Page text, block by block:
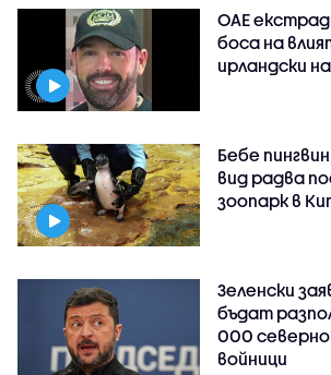
ОАЕ
боса на
ирландски
Бебе
вид радва
зоопарк в
Зеленски
бъдат
000
войници